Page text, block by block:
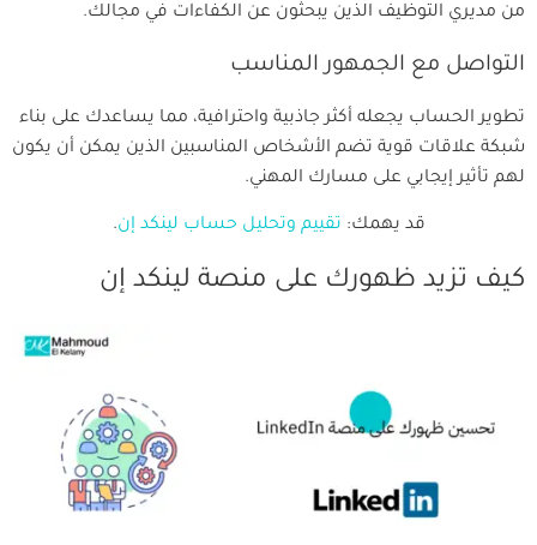
من مديري التوظيف الذين يبحثون عن الكفاءات في مجالك.
التواصل مع الجمهور المناسب
تطوير الحساب يجعله أكثر جاذبية واحترافية، مما يساعدك على بناء
شبكة علاقات قوية تضم الأشخاص المناسبين الذين يمكن أن يكون
لهم تأثير إيجابي على مسارك المهني.
قد يهمك: تقييم وتحليل حساب لينكد إن.
كيف تزيد ظهورك على منصة لينكد إن